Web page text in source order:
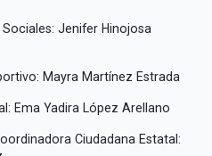
Jenifer Hinojosa
Mayra Martínez Estrada
Ema Yadira López Arellano
Ciudadana Estatal: